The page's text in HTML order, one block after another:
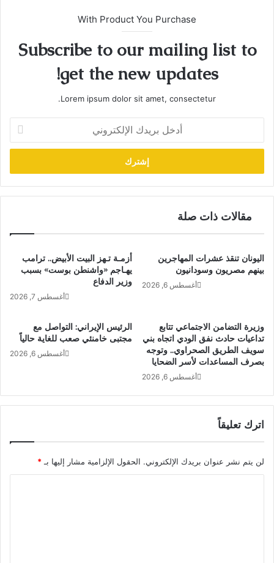
With Product You Purchase
Subscribe to our mailing list to
get the new updates!
Lorem ipsum dolor sit amet, consectetur.
الإلكتروني
مقالات ذات صلة
أزمـة تـهز البيت الأبيض.. ترامب
يهـاجم «واشنطن بوست» بسبب
وزير الدفاع
أغسطس 7, 2026
اليونان تنقذ عشرات المهاجرين
بينهم مصريون وسودانيون
أغسطس 6, 2026
الرئيس الإيراني: التواصل مع
مجتبى خامنئي صعب للغاية حالياً
أغسطس 6, 2026
وزيرة التضامن الاجتماعي تتابع
تداعيات حادث نفق الودي اتجاه بني
سويف الطريق الصحراوي.. وتوجه
بصرف المساعدات لأسر الضحايا
أغسطس 6, 2026
اترك تعليقاً
لن يتم نشر عنوان بريدك الإلكتروني. الحقول الإلزامية مشار إليها بـ *